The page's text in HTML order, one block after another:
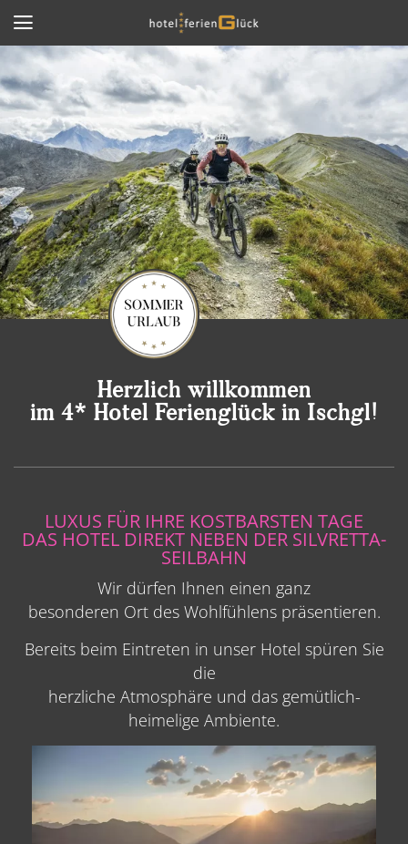
Herzlich willkommen
im 4* Hotel Ferienglück in Ischgl!
LUXUS FÜR IHRE KOSTBARSTEN TAGE
DAS HOTEL DIREKT NEBEN DER SILVRETTA-
SEILBAHN
Wir dürfen Ihnen einen ganz
besonderen Ort des Wohlfühlens präsentieren.
Bereits beim Eintreten in unser Hotel spüren Sie
die
herzliche Atmosphäre und das gemütlich-
heimelige Ambiente.